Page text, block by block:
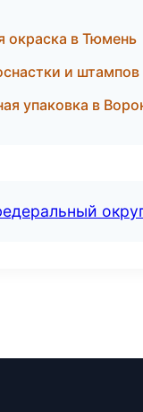
в Тюмень
и
упаковка в